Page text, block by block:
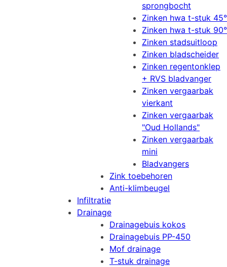
sprongbocht
Zinken hwa t-stuk 45°
Zinken hwa t-stuk 90°
Zinken stadsuitloop
Zinken bladscheider
Zinken regentonklep
+ RVS bladvanger
Zinken vergaarbak
vierkant
Zinken vergaarbak
"Oud Hollands"
Zinken vergaarbak
mini
Bladvangers
Zink toebehoren
Anti-klimbeugel
Infiltratie
Drainage
Drainagebuis kokos
Drainagebuis PP-450
Mof drainage
T-stuk drainage